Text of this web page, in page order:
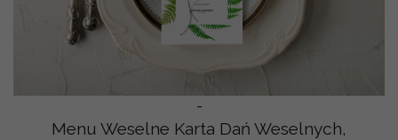
-
Menu Weselne Karta Dań Weselnych,